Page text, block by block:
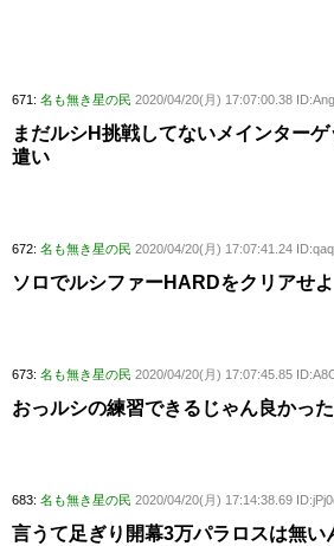
671: 名も無き星の民 2020/04/20(月) 17:07:00.38
まだルシH挑戦してないメインター
遣い
672: 名も無き星の民 2020/04/20(月) 17:07:41.24
ソロでルシファーHARDをクリアせよ
673: 名も無き星の民 2020/04/20(月) 17:07:45.85
おっルシの練習できるじゃん良かっ
683: 名も無き星の民 2020/04/20(月) 17:14:38.69
言うて足ぎり開幕3万パラロスは無い